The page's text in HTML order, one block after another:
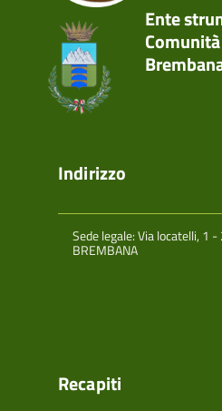
Ente
Indirizzo
Sede legale: Via locatelli, 1
BREMBANA
Recapiti